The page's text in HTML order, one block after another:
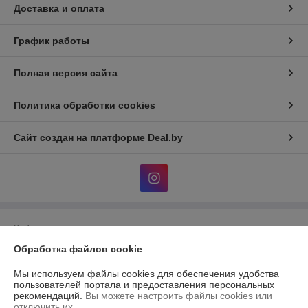
Доставка и оплата
График работы
Полная версия сайта
Политика обработки cookies
Сайт создан на платформе Deal.by
Информация для покупателя
Юридическое лицо:Частное торгово-производственное унитарное
224014, г. Брест, ул. Дворникова, д. 3
Регистрационный номер ЕГР: 290666389
Обработка файлов cookie
Мы используем файлы cookies для обеспечения удобства
пользователей портала и предоставления персональных
рекомендаций. Вы можете настроить файлы cookies или